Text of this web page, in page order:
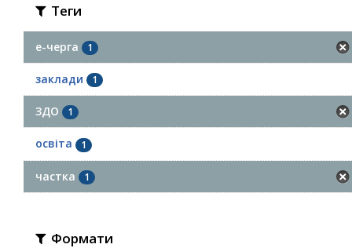
Теги
е-черга 1
заклади 1
ЗДО 1
освіта 1
частка 1
Формати